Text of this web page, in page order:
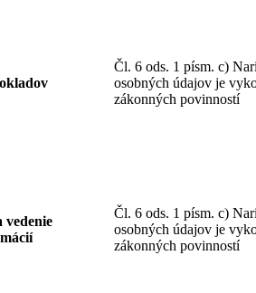
Čl. 6 ods. 1 písm. c)
osobných údajov je
zákonných povinností
vedenie
Čl. 6 ods. 1 písm. c)
osobných údajov je
zákonných povinností